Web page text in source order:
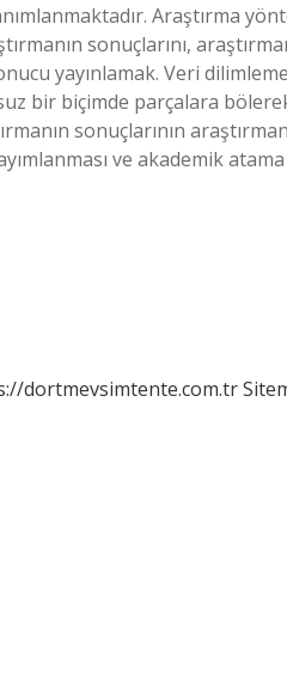
Araştırma
sonuçlarını,
yayınlamak. Veri
bir biçimde parçalara
sonuçlarının
ve akademik
dortmevsimtente.com.tr